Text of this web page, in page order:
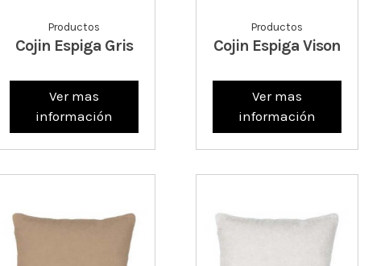
Productos
Cojin Espiga Gris
Ver mas
información
Productos
Cojin Espiga Vison
Ver mas
información